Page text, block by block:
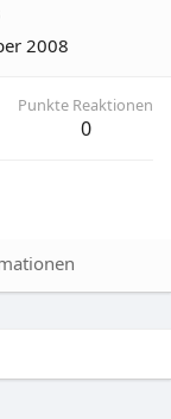
2008
Punkte Reaktionen
0